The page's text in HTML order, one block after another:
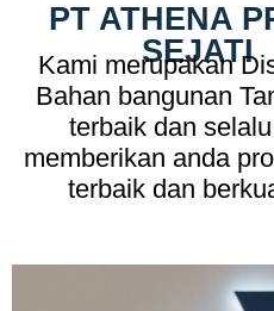
PT ATHENA
SEJATI
Kami merupakan
Bahan bangunan
terbaik dan
memberikan anda
terbaik dan